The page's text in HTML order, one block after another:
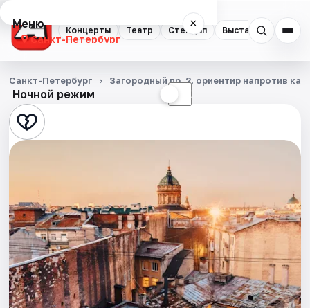
Концерты Театр Стендап Выставки
Меню ×
Санкт-Петербург
Концерты
Театр
Стендап
Квесты
Экскурсии
Спорт
События
Ночной режим ☾
Санкт-Петербург Загородный пр. 2, ориентир напротив